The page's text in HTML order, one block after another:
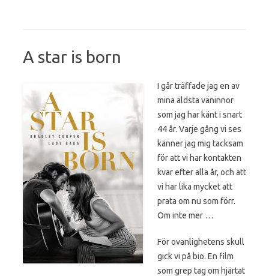
A star is born
I går träffade jag en av
mina äldsta väninnor
som jag har känt i snart
44 år. Varje gång vi ses
känner jag mig tacksam
för att vi har kontakten
kvar efter alla år, och att
vi har lika mycket att
prata om nu som förr.
Om inte mer …
För ovanlighetens skull
gick vi på bio. En film
som grep tag om hjärtat